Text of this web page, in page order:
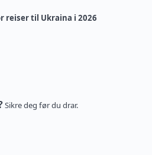
reiser til Ukraina i 2026
Sikre deg før du drar.